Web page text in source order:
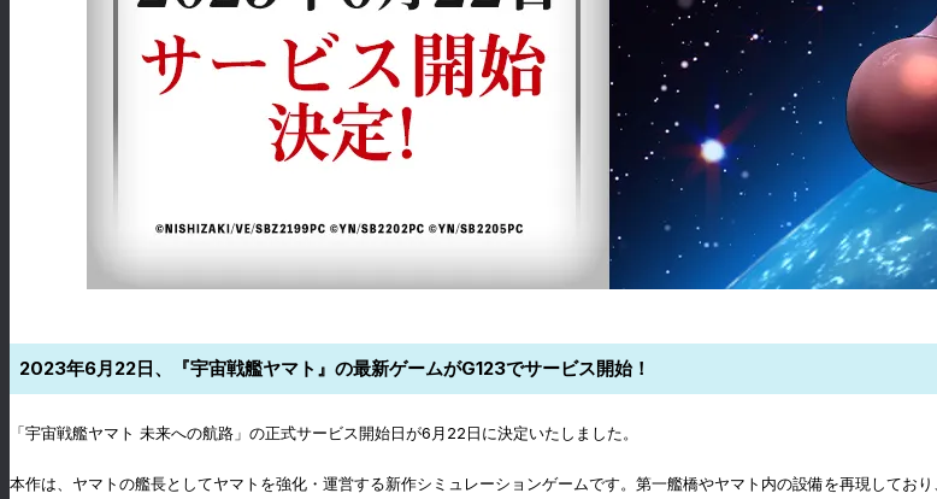
2023年6月22日、『宇宙戦艦ヤマト』の最新ゲームがG123でサービス開始！
「宇宙戦艦ヤマト 未来への航路」の正式サービス開始日が6月22日に決定いたしました。
本作は、ヤマトの艦長としてヤマトを強化・運営する新作シミュレーションゲームです。第一艦橋やヤマト内の設備を再現してお